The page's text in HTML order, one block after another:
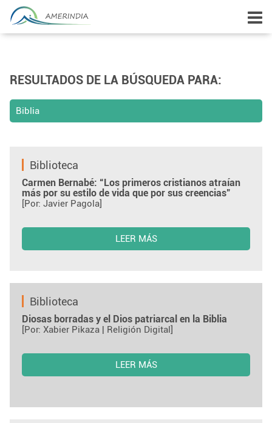
RESULTADOS DE LA BÚSQUEDA PARA:
Biblia
Biblioteca
Carmen Bernabé: “Los primeros cristianos atraían
más por su estilo de vida que por sus creencias”
[Por: Javier Pagola]
LEER MÁS
Biblioteca
Diosas borradas y el Dios patriarcal en la Biblia
[Por: Xabier Pikaza | Religión Digital]
LEER MÁS